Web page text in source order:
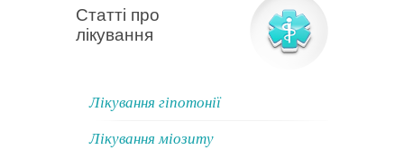
Статті про
лікування
Лікування гіпотонії
Лікування міозиту